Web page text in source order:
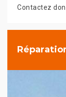
Contactez